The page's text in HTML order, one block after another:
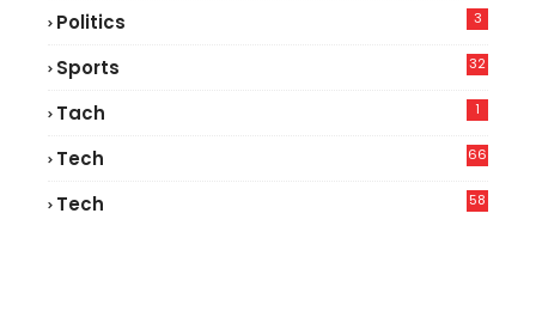
Politics 3
Sports 32
Tach 1
Tech
66
Tech
58